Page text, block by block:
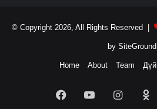
© Copyright 2026, All Rights Reserved |
by SiteGround
Home About Team
FacebookYouTube